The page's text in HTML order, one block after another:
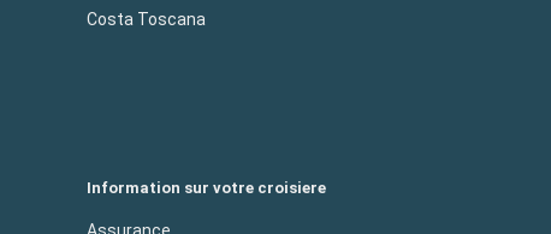
Costa Toscana
Information sur votre croisiere